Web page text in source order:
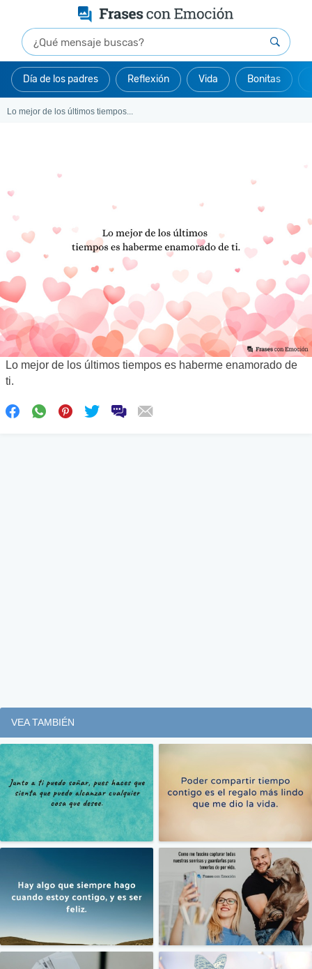
Día de los padres Reflexión Vida Bonitas
Lo mejor de los últimos tiempos...
Lo mejor de los últimos tiempos es haberme enamorado de
ti.
VEA TAMBIÉN